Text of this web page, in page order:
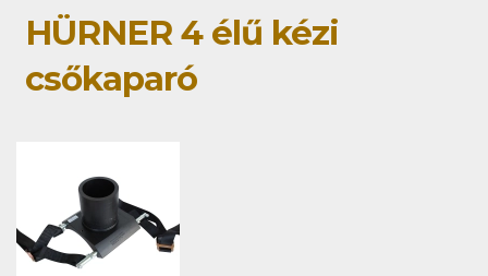
HÜRNER 4 élű kézi
csőkaparó